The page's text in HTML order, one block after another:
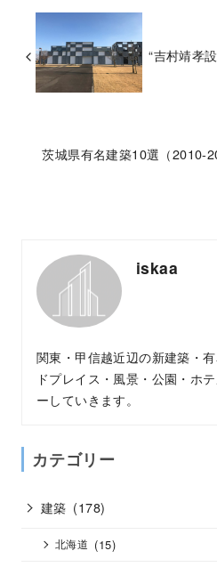
“吉村靖孝
茨城県有名建築10選（2010-
iskaa
関東・甲信越近辺の新建築・
ドプレイス・風景・公園・ホ
ーしていきます。
カテゴリー
建築 (178)
北海道 (15)